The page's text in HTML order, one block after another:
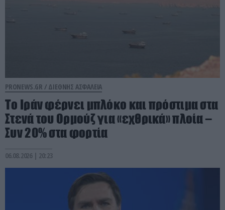
PRONEWS.GR / ΔΙΕΘΝΗΣ ΑΣΦΑΛΕΙΑ
Το Ιράν φέρνει μπλόκο και πρόστιμα στα
Στενά του Ορμούζ για «εχθρικά» πλοία –
Συν 20% στα φορτία
06.08.2026 | 20:23